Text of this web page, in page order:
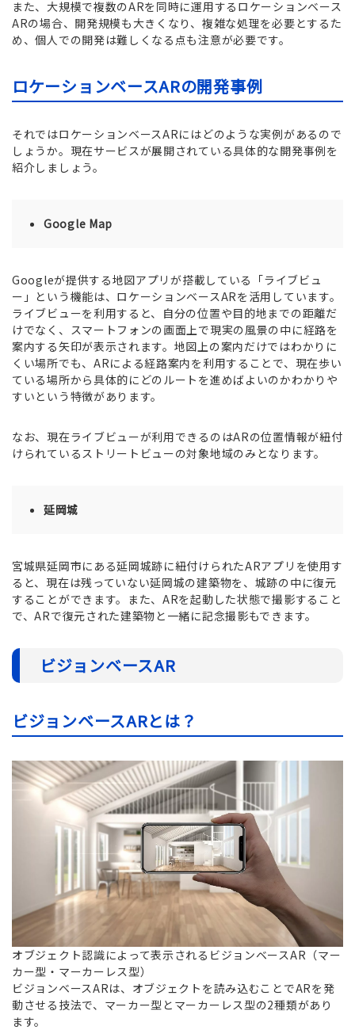
また、大規模で複数のARを同時に運用するロケーションベース
ARの場合、開発規模も大きくなり、複雑な処理を必要とするた
め、個人での開発は難しくなる点も注意が必要です。
ロケーションベースARの開発事例
それではロケーションベースARにはどのような実例があるので
しょうか。現在サービスが展開されている具体的な開発事例を
紹介しましょう。
Google Map
Googleが提供する地図アプリが搭載している「ライブビュ
ー」という機能は、ロケーションベースARを活用しています。
ライブビューを利用すると、自分の位置や目的地までの距離だ
けでなく、スマートフォンの画面上で現実の風景の中に経路を
案内する矢印が表示されます。地図上の案内だけではわかりに
くい場所でも、ARによる経路案内を利用することで、現在歩い
ている場所から具体的にどのルートを進めばよいのかわかりや
すいという特徴があります。
なお、現在ライブビューが利用できるのはARの位置情報が紐付
けられているストリートビューの対象地域のみとなります。
延岡城
宮城県延岡市にある延岡城跡に紐付けられたARアプリを使用す
ると、現在は残っていない延岡城の建築物を、城跡の中に復元
することができます。また、ARを起動した状態で撮影すること
で、ARで復元された建築物と一緒に記念撮影もできます。
ビジョンベースAR
ビジョンベースARとは？
オブジェクト認識によって表示されるビジョンベースAR（マー
カー型・マーカーレス型）
ビジョンベースARは、オブジェクトを読み込むことでARを発
動させる技法で、マーカー型とマーカーレス型の2種類があり
ます。